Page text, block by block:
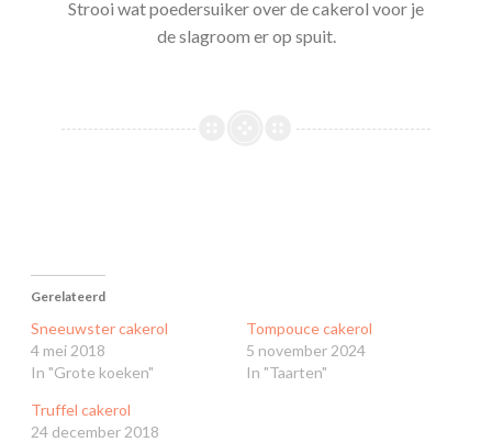
Strooi wat poedersuiker over de cakerol voor je
de slagroom er op spuit.
Gerelateerd
Sneeuwster cakerol
4 mei 2018
In "Grote koeken"
Tompouce cakerol
5 november 2024
In "Taarten"
Truffel cakerol
24 december 2018